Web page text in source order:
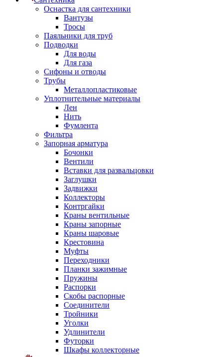
Оснастка для сантехники
Вантузы
Тросы
Паяльники для труб
Подводки
Для воды
Для газа
Сифоны и отводы
Трубы
Металлопластиковые
Уплотнительные материалы
Лен
Нить
Фумлента
Фильтра
Запорная арматура
Бочонки
Вентили
Вставки для развальцовки
Заглушки
Задвижки
Коллекторы
Контргайки
Краны вентильные
Краны запорные
Краны шаровые
Крестовина
Муфты
Переходники
Планки зажимные
Пружины
Распорки
Скобы распорные
Соединители
Тройники
Уголки
Удлинители
Футорки
Шкафы коллекторные